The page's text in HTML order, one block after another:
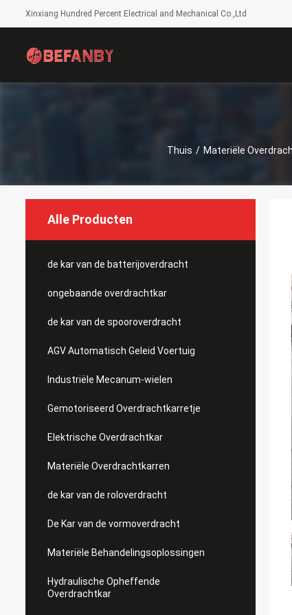
Xinxiang Hundred Percent Electrical and Mechanical Co.,Ltd
Thuis / Materiële
Alle Producten
de kar van de batterijoverdracht
ongebaande overdrachtkar
de kar van de spooroverdracht
AGV Automatisch Geleid Voertuig
Industriële Mecanum-wielen
Gemotoriseerd Overdrachtkarretje
Elektrische Overdrachtkar
Materiële Overdrachtkarren
de kar van de roloverdracht
De Kar van de vormoverdracht
Materiële Behandelingsoplossingen
Hydraulische Opheffende
Overdrachtkar